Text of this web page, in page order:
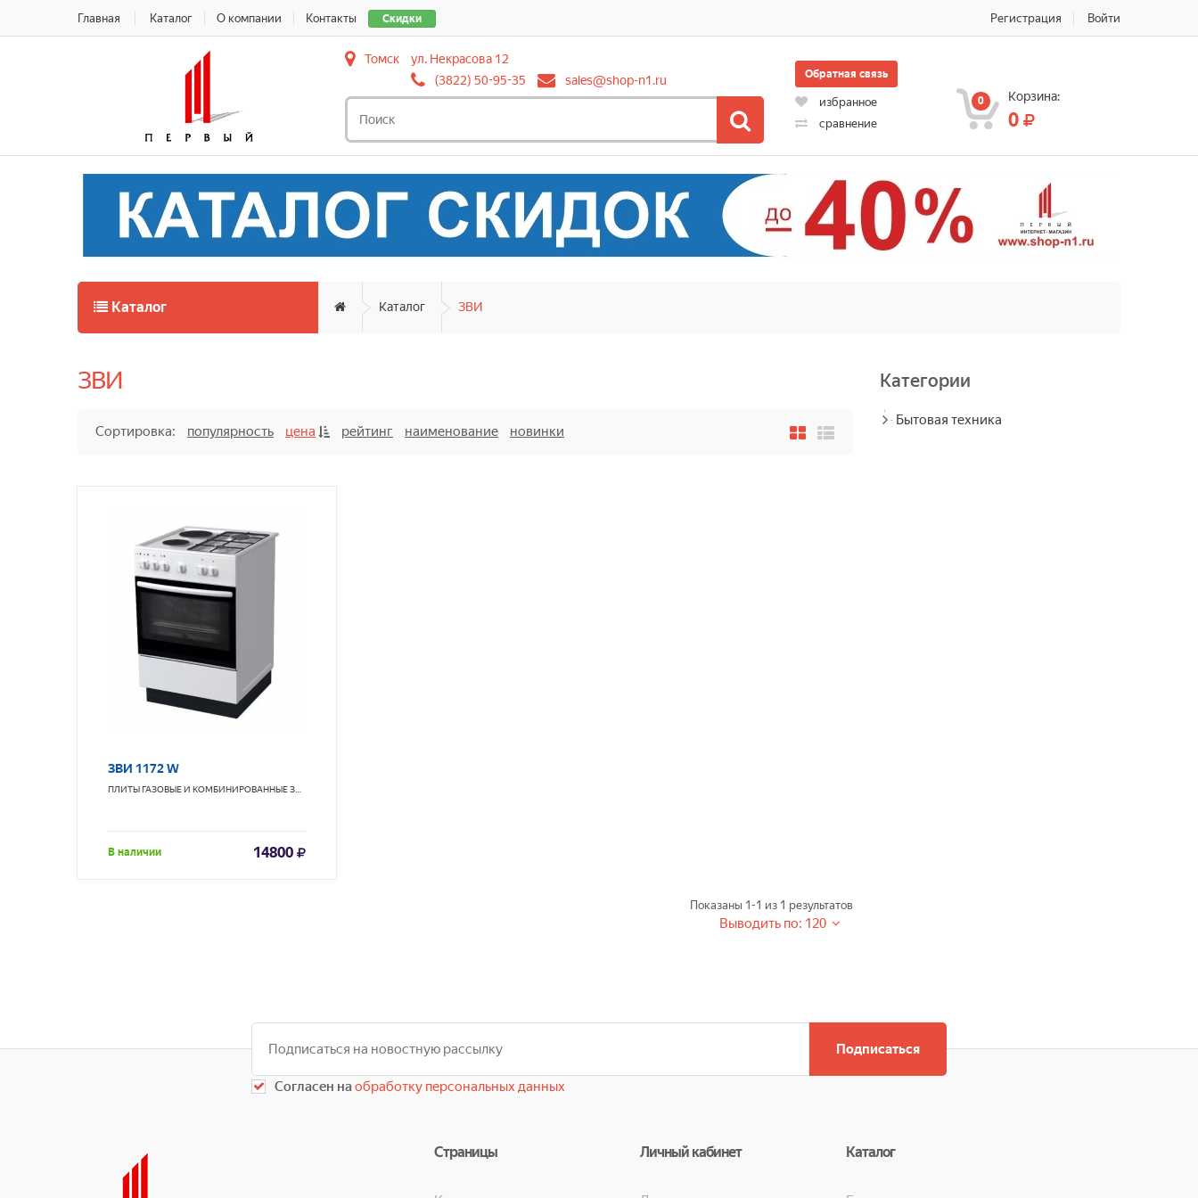
Скидки
Главная Каталог О компании Контакты Регистрация Войти
Томск
ул. Некрасова 12
(3822) 50-95-35
sales@shop-n1.ru Обратная связь
избранное
сравнение
0 Корзина:
0
Каталог Каталог ЗВИ
ЗВИ
Сортировка: популярность цена рейтинг наименование новинки
ЗВИ 1172 W
ПЛИТЫ ГАЗОВЫЕ И КОМБИНИРОВАННЫЕЗВИ
В наличии 14800
Показаны 1-1 из 1 результатов
Выводить по: 120
Категории
Бытовая техника
Подписаться
Согласен наобработку персональных данных
Страницы Личный кабинет Каталог